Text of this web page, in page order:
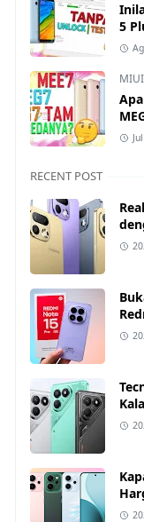
5
RECENT POST